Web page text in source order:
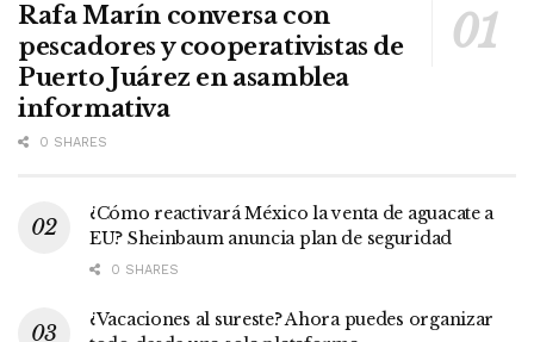
Rafa Marín conversa con
pescadores y cooperativistas de
Puerto Juárez en asamblea
informativa
0 SHARES
¿Cómo reactivará México la venta de aguacate a
EU? Sheinbaum anuncia plan de seguridad
0 SHARES
¿Vacaciones al sureste? Ahora puedes organizar